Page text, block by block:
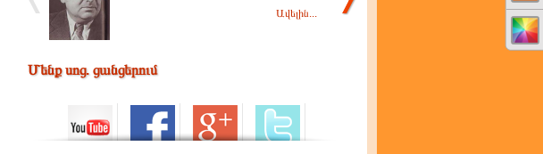
Ավելին...
Մենք սոց. ցանցերում